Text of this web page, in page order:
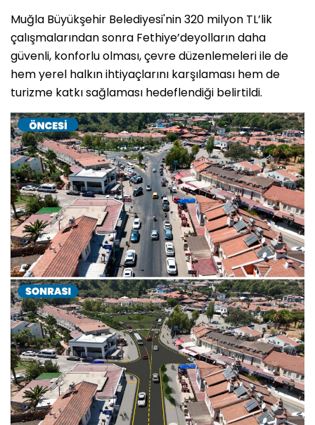
Muğla Büyükşehir Belediyesi'nin 320 milyon TL’lik
çalışmalarından sonra Fethiye’deyolların daha
güvenli, konforlu olması, çevre düzenlemeleri ile de
hem yerel halkın ihtiyaçlarını karşılaması hem de
turizme katkı sağlaması hedeflendiği belirtildi.